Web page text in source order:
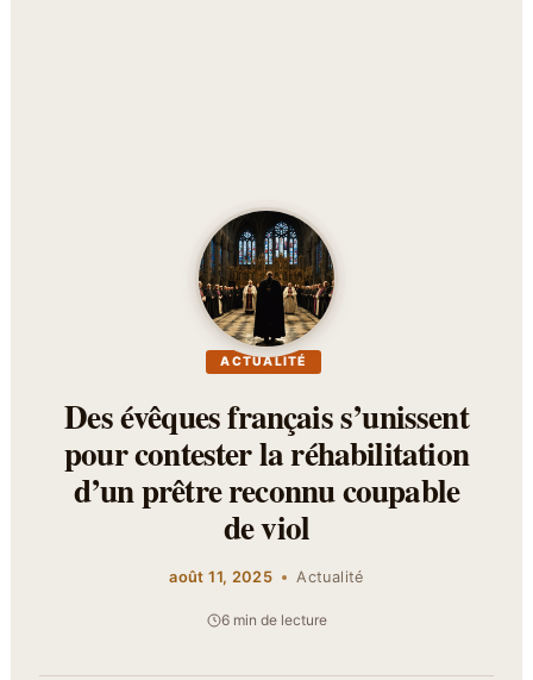
ACTUALITÉ
Des évêques français s’unissent
pour contester la réhabilitation
d’un prêtre reconnu coupable
de viol
août 11, 2025 Actualité
6 min de lecture